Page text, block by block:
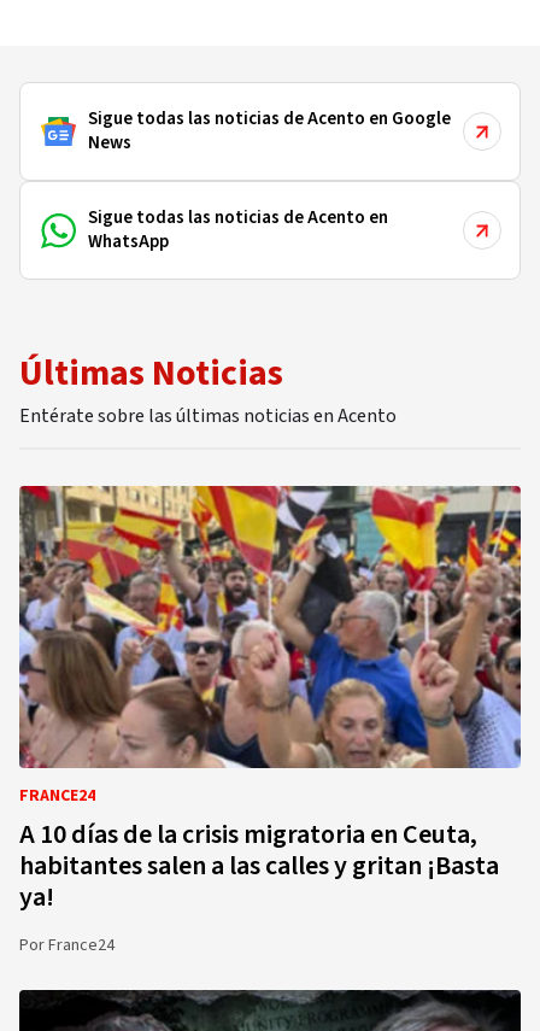
comunitario
Sigue todas las noticias de Acento en Google
News
Sigue todas las noticias de Acento en
WhatsApp